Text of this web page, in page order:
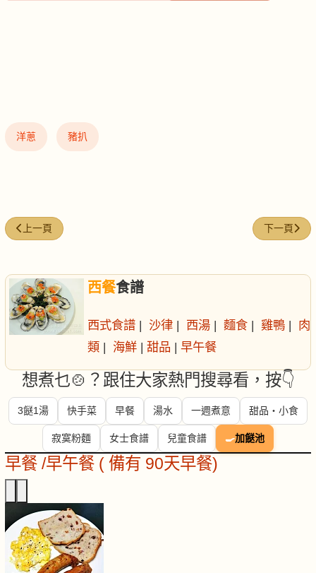
洋蔥 豬扒
上一篇文章: 黑楜椒豬柳
上一頁 下一篇文章
下一頁
西餐食譜
西式食譜 | 沙律 | 西湯 | 麵食 | 雞鴨 | 肉
類 | 海鮮 | 甜品 | 早午餐
想煮乜🍲？跟住大家熱門搜尋看，按👇
3餸1湯 快手菜 早餐 湯水 一週煮意 甜品・小食
寂寞粉麵 女士食譜 兒童食譜 🍳加餸池
早餐 /早午餐 ( 備有 90天早餐)